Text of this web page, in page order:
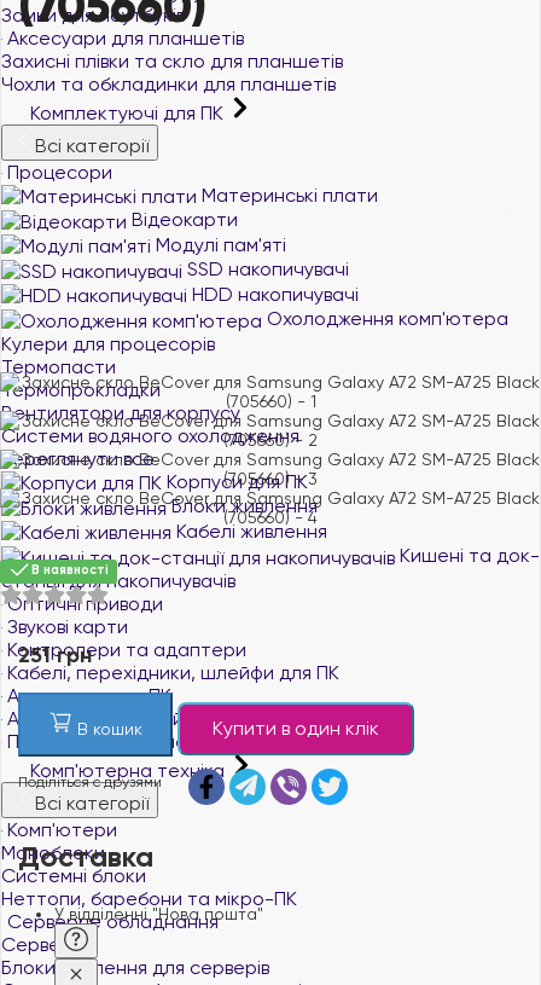
Замки для ноутбуків
Аксесуари для планшетів
Захисні плівки та скло для планшетів
Чохли та обкладинки для планшетів
Комплектуючі для ПК
Всі категорії
Процесори
Материнські плати
Відеокарти
Модулі пам'яті
SSD накопичувачі
HDD накопичувачі
Охолодження комп'ютера
Кулери для процесорів
Термопасти
Термопрокладки
Вентилятори для корпусу
Системи водяного охолодження
переглянути все
Корпуси для ПК
Блоки живлення
Кабелі живлення
Кишені та док-
станції для накопичувачів
Оптичні приводи
Звукові карти
Контролери та адаптери
Кабелі, перехідники, шлейфи для ПК
Аксесуари для ПК
Аксесуари для майнінгу
Програмне забезпечення
Комп'ютерна техніка
Всі категорії
Комп'ютери
Моноблоки
Системні блоки
Неттопи, баребони та мікро-ПК
Серверне обладнання
Сервери
Блоки живлення для серверів
В наявності
251 грн
В кошик Купити в один клік
Поділіться с друзями
Доставка
У відділенні "Нова пошта"